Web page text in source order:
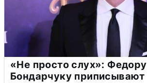
«Не просто слух»: Федору
Бондарчуку